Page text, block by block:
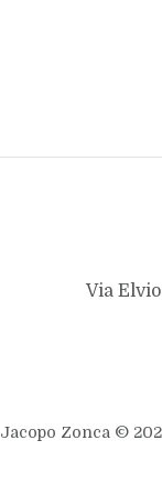
Via
Jacopo Zonca ©